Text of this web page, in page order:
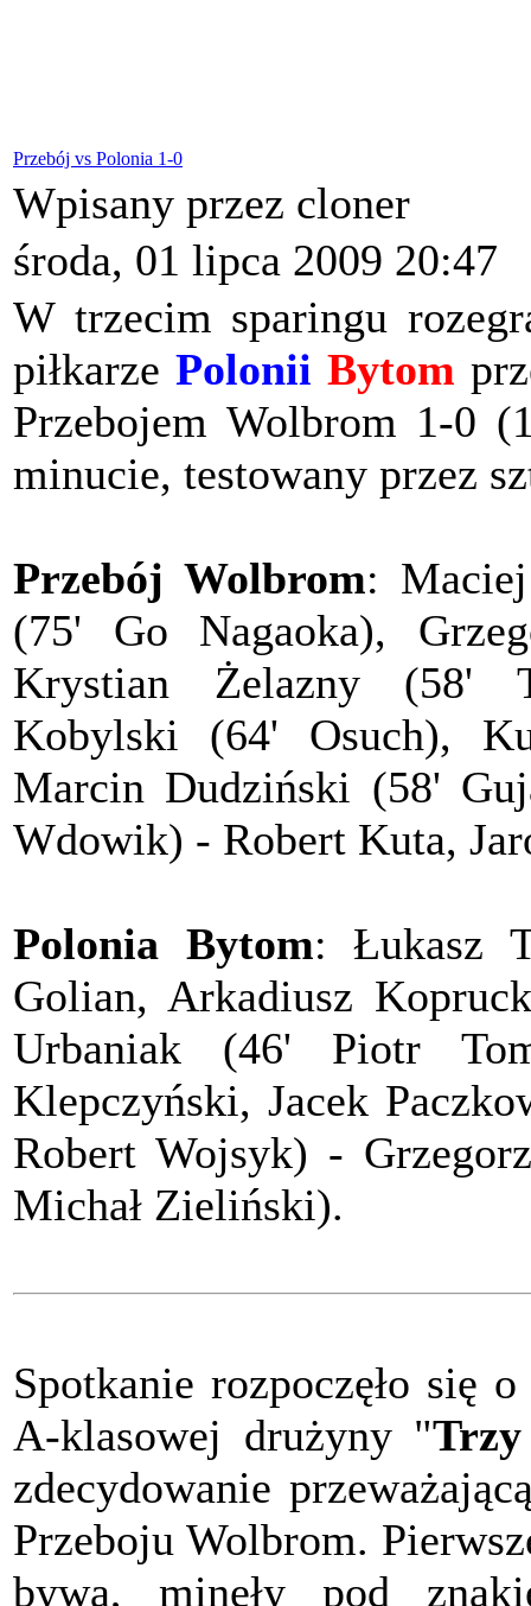
Przebój vs Polonia 1-0
Wpisany przez cloner
środa, 01 lipca 2009 20:47
W trzecim sparingu
piłkarze Polonii Bytom
Przebojem Wolbrom 1-0
minucie, testowany przez
Przebój Wolbrom:
(75' Go Nagaoka),
Krystian Żelazny (58'
Kobylski (64' Osuch),
Marcin Dudziński (58'
Wdowik) - Robert Kuta,
Polonia Bytom: Łukasz
Golian, Arkadiusz
Urbaniak (46' Piotr
Klepczyński, Jacek
Robert Wojsyk) -
Michał Zieliński).
Spotkanie rozpoczęło się
A-klasowej drużyny "
zdecydowanie
Przeboju Wolbrom.
bywa, minęły pod